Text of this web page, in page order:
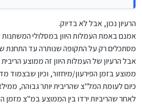
הרעיון נכון, אבל לא בדיוק.
אמנם באמת העמלות היוון במסלולי המשתנות
מסתכלים רק על התקופה שנותרה עד התחנת
אבל הרעיון של העמלות היוון זה ממוצע
ממוצע בזמן הפירעון/מיחזור, וכיון שבצמוד
כיום לעומת המל"צ שהריבית יותר גבוהה,
לאחר שהריביות ירדו בין הממוצע במ"צ מזמן